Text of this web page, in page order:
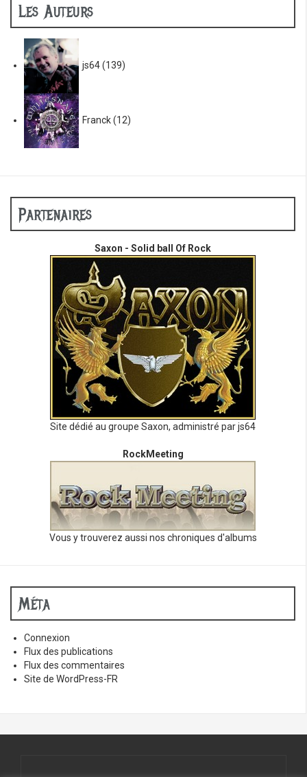
Les Auteurs
js64(139)
Franck(12)
Partenaires
Saxon - Solid ball Of Rock
Site dédié au groupe Saxon, administré par js64
RockMeeting
Vous y trouverez aussi nos chroniques d'albums
Méta
Connexion
Flux des publications
Flux des commentaires
Site de WordPress-FR